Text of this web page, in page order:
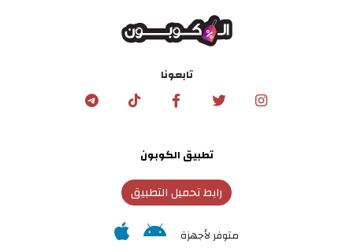
تابعونا
تطبيق الكوبون
رابط تحميل التطبيق
متوفر لأجهزة